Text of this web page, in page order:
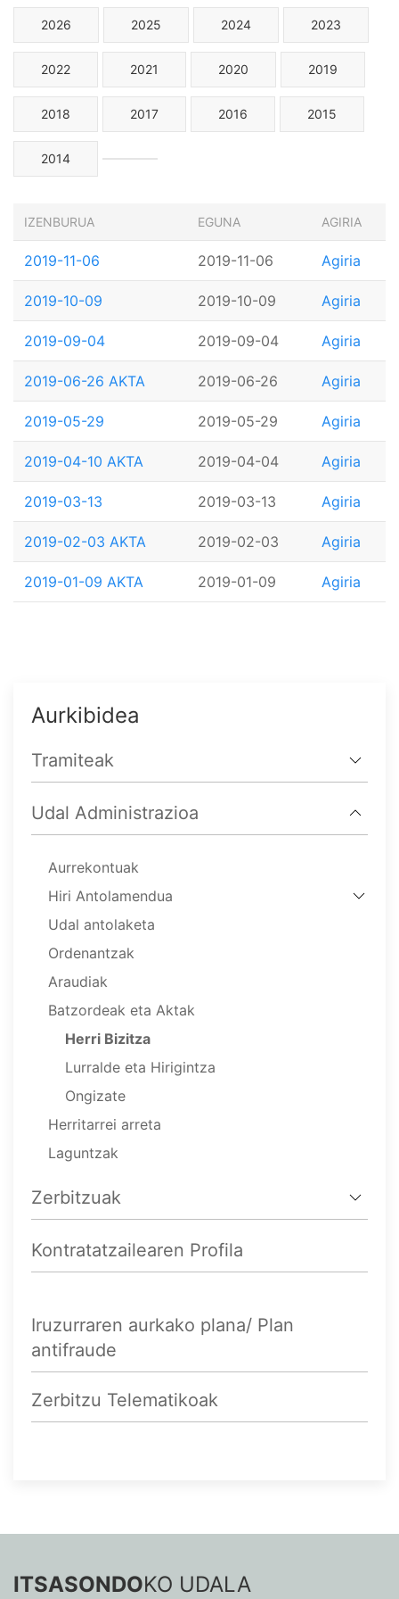
2026 2025 2024 2023
2022 2021 2020 2019
2018 2017 2016 2015
2014
IZENBURUA EGUNA AGIRIA
2019-11-06 2019-11-06 Agiria
2019-10-09 2019-10-09 Agiria
2019-09-04 2019-09-04 Agiria
2019-06-26 AKTA 2019-06-26 Agiria
2019-05-29 2019-05-29 Agiria
2019-04-10 AKTA 2019-04-04 Agiria
2019-03-13 2019-03-13 Agiria
2019-02-03 AKTA 2019-02-03 Agiria
2019-01-09 AKTA 2019-01-09 Agiria
Aurkibidea
Tramiteak
Udal Administrazioa
Aurrekontuak
Hiri Antolamendua
Udal antolaketa
Ordenantzak
Araudiak
Batzordeak eta Aktak
Herri Bizitza
Lurralde eta Hirigintza
Ongizate
Herritarrei arreta
Laguntzak
Zerbitzuak
Kontratatzailearen Profila
Iruzurraren aurkako plana/ Plan
antifraude
Zerbitzu Telematikoak
ITSASONDOKO UDALA